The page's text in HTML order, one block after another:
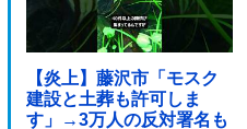
【炎上】藤沢市「モスク
建設と土葬も許可しま
す」→3万人の反対署名も